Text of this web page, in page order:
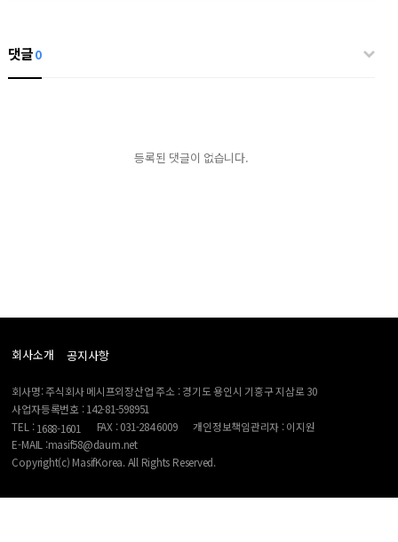
댓글0
등록된 댓글이 없습니다.
회사소개 공지사항
회사명: 주식회사 메시프외장산업 주소 : 경기도 용인시 기흥구 지삼로 30
사업자등록번호 : 142-81-598951
TEL :1688-1601 FAX : 031-284 6009
개인정보책임관리자 : 이지원
E-MAIL :masif58@daum.net
Copyright(c) MasifKorea. All Rights Reserved.